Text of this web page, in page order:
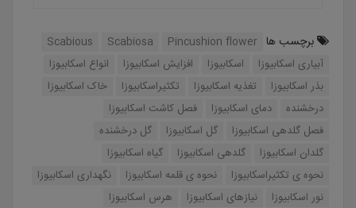
برچسب ها Pincushion flower
Scabiosa
Scabious
آبیاری اسکابیوزا
اسکابیوزا افزایش اسکابیوزا
انواع اسکابیوزا
بذر اسکابیوزا
تغذیه اسکابیوزا تکثیراسکابیوزا
خاک اسکابیوزا
درخشنده
دمای اسکابیوزا
فصل کاشت اسکابیوزا
فصل گلدهی اسکابیوزا
گل اسکابیوزا
گل درخشنده
گلدان اسکابیوزا
گلدهی اسکابیوزا
گیاه اسکابیوزا
نحوه ی تکثیراسکابیوزا
نحوه ی قلمه اسکابیوزا
نگهداری اسکابیوزا
نور اسکابیوزا
نیازهای اسکابیوزا هرس اسکابیوزا